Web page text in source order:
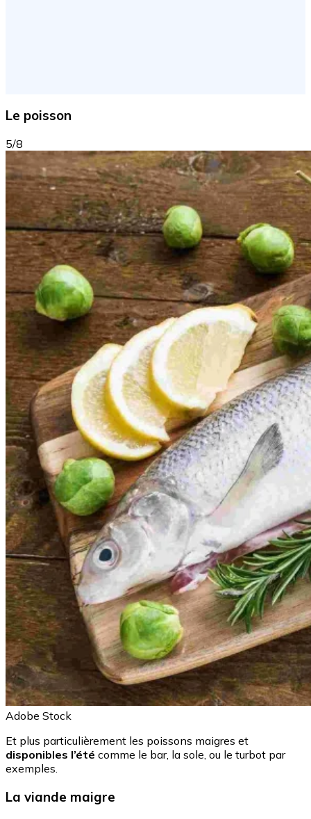
Le poisson
5/8
Adobe Stock
Et plus particulièrement les poissons maigres et
disponibles l’été comme le bar, la sole, ou le turbot par
exemples.
La viande maigre